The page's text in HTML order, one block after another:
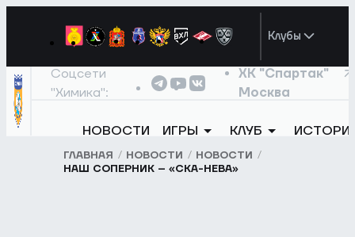
Клубы
Соцсети
"Химика":
ХК "Спартак"
Москва
НОВОСТИ ИГРЫ КЛУБ
ГЛАВНАЯ НОВОСТИ
НОВОСТИ
НАШ СОПЕРНИК – «СКА-НЕВА»